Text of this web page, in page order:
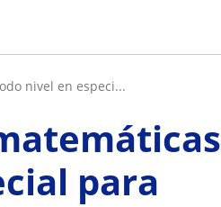
nivel en especi...
para